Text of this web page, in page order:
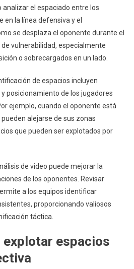
analizar el espaciado entre los
la línea defensiva y el
se desplaza el oponente durante el
vulnerabilidad, especialmente
o sobrecargados en un lado.
de espacios incluyen
posicionamiento de los jugadores
ejemplo, cuando el oponente está
alejarse de sus zonas
que pueden ser explotados por
de video puede mejorar la
de los oponentes. Revisar
a los equipos identificar
proporcionando valiosos
táctica.
explotar espacios